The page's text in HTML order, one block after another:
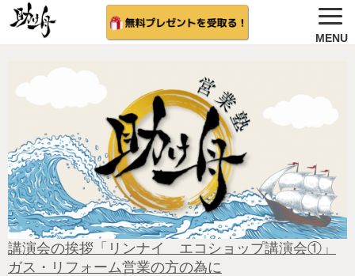
選ばれる理由＆会社概要
無料プレゼント
サービス紹介
法人向け 無料案内を希望する
相談者さんの結果
講演会の挨拶「リンナイ エコショップ講演会①」
ガス・リフォーム営業の方の為に